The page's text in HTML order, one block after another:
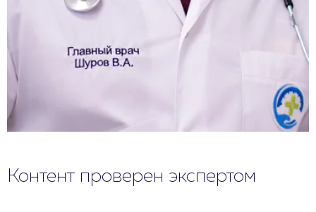
Контент проверен экспертом